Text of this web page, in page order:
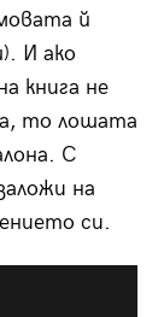
й
И ако
книга не
то лошата
С
на
си.